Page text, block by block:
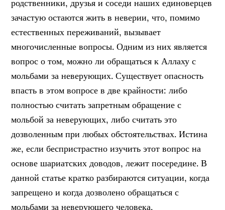
родственники, друзья и соседи наших единоверцев
зачастую остаются жить в неверии, что, помимо
естественных переживаний, вызывает
многочисленные вопросы. Одним из них является
вопрос о том, можно ли обращаться к Аллаху с
мольбами за неверующих. Существует опасность
впасть в этом вопросе в две крайности: либо
полностью считать запретным обращение с
мольбой за неверующих, либо считать это
дозволенным при любых обстоятельствах. Истина
же, если беспристрастно изучить этот вопрос на
основе шариатских доводов, лежит посередине. В
данной статье кратко разбираются ситуации, когда
запрещено и когда дозволено обращаться с
мольбами за неверующего человека.